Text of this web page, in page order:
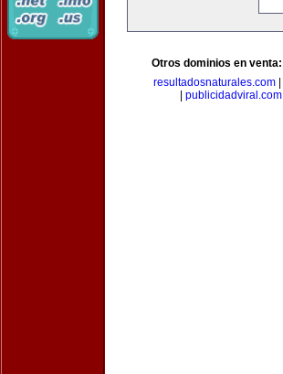
Otros dominios en venta:
resultadosnaturales.com|
publicidadviral.com